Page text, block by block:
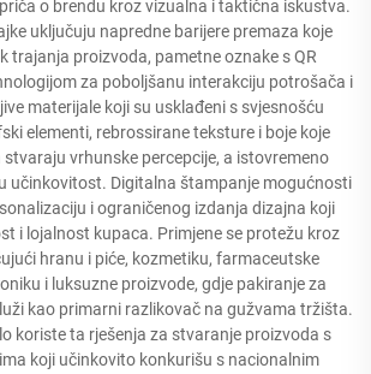
o brendu kroz vizualna i taktična iskustva.
uključuju napredne barijere premaza koje
trajanja proizvoda, pametne oznake s QR
za poboljšanu interakciju potrošača i
materijale koji su usklađeni s svjesnošću
elementi, rebrossirane teksture i boje koje
vrhunske percepcije, a istovremeno
učinkovitost. Digitalna štampanje mogućnosti
i ograničenog izdanja dizajna koji
i lojalnost kupaca. Primjene se protežu kroz
hranu i piće, kozmetiku, farmaceutske
i luksuzne proizvode, gdje pakiranje za
kao primarni razlikovač na gužvama tržišta.
koriste ta rješenja za stvaranje proizvoda s
koji učinkovito konkurišu s nacionalnim